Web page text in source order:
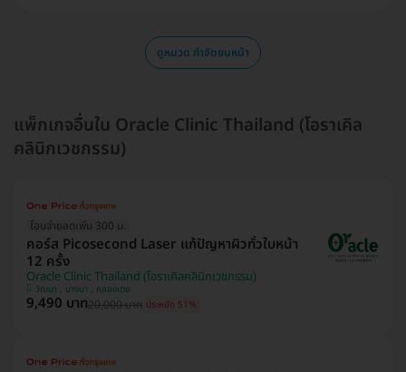
ดูหมวด กำจัดขนหน้า
แพ็กเกจอื่นใน Oracle Clinic Thailand (โอราเคิล
คลินิกเวชกรรม)
โอนจ่ายลดเพิ่ม 300 บ.
คอร์ส Picosecond Laser แก้ปัญหาผิวทั่วใบหน้า
12 ครั้ง
Oracle Clinic Thailand (โอราเคิลคลินิกเวชกรรม)
วัฒนา , บางนา , คลองเตย
9,490 บาท20,000 บาท ประหยัด 51%